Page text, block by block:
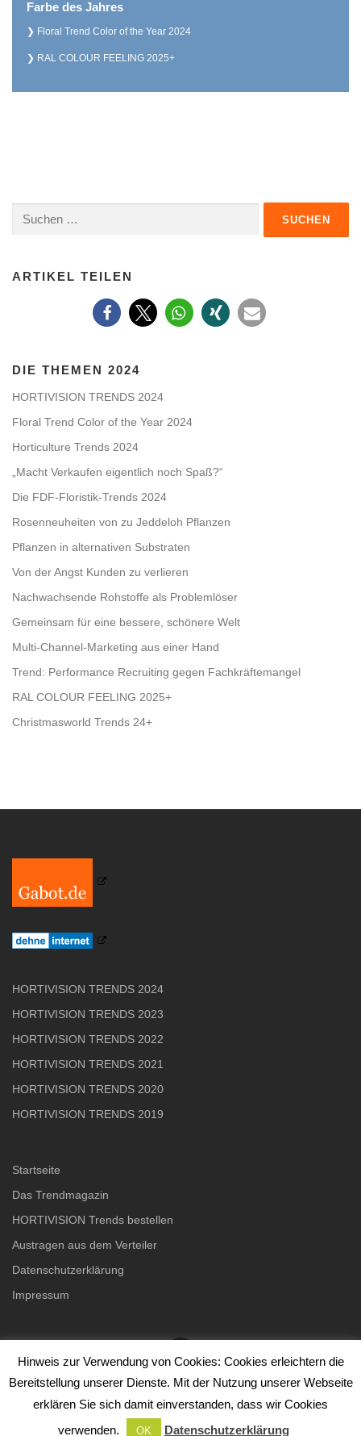
Farbe des Jahres
Floral Trend Color of the Year 2024
RAL COLOUR FEELING 2025+
nach:
ARTIKEL TEILEN
DIE THEMEN 2024
HORTIVISION TRENDS 2024
Floral Trend Color of the Year 2024
Horticulture Trends 2024
„Macht Verkaufen eigentlich noch Spaß?“
Die FDF-Floristik-Trends 2024
Rosenneuheiten von zu Jeddeloh Pflanzen
Pflanzen in alternativen Substraten
Von der Angst Kunden zu verlieren
Nachwachsende Rohstoffe als Problemlöser
Gemeinsam für eine bessere, schönere Welt
Multi-Channel-Marketing aus einer Hand
Trend: Performance Recruiting gegen Fachkräftemangel
RAL COLOUR FEELING 2025+
Christmasworld Trends 24+
HORTIVISION TRENDS 2024
HORTIVISION TRENDS 2023
HORTIVISION TRENDS 2022
HORTIVISION TRENDS 2021
HORTIVISION TRENDS 2020
HORTIVISION TRENDS 2019
Startseite
Das Trendmagazin
HORTIVISION Trends bestellen
Austragen aus dem Verteiler
Datenschutzerklärung
Impressum
Copyright © 2026 HORTIVISION TRENDS –OnePress
Theme
von FameThemes
Hinweis zur Verwendung von Cookies: Cookies erleichtern die
Bereitstellung unserer Dienste. Mit der Nutzung unserer Webseite
erklären Sie sich damit einverstanden, dass wir Cookies
verwenden.
OK Datenschutzerklärung